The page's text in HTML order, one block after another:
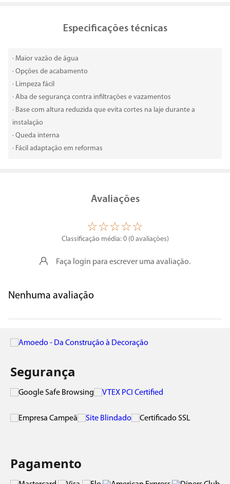
Especificações técnicas
· Maior vazão de água
· Opções de acabamento
· Limpeza fácil
· Aba de segurança contra infiltrações e vazamentos
· Base com altura reduzida que evita cortes na laje durante a
instalação
· Queda interna
· Fácil adaptação em reformas
Avaliações
☆☆☆☆☆
Classificação média: 0 (0 avaliações)
Faça login para escrever uma avaliação.
Nenhuma avaliação
Segurança
Pagamento